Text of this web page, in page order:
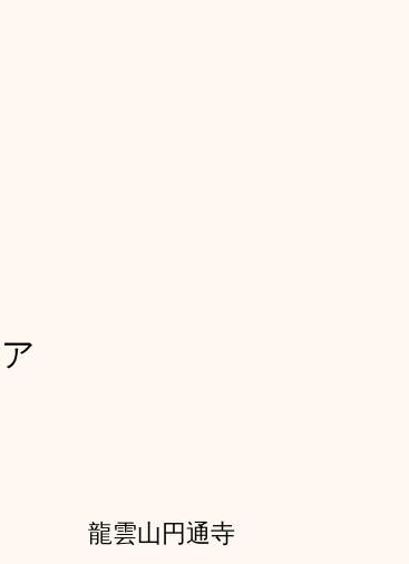
龍雲山円通寺